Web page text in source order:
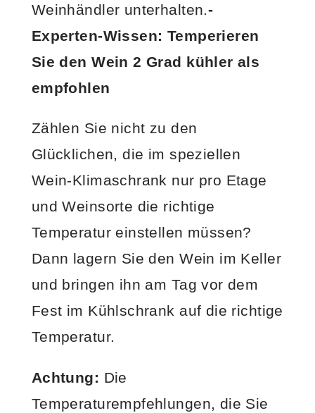
Weinhändler unterhalten.-
Experten-Wissen: Temperieren
Sie den Wein 2 Grad kühler als
empfohlen
Zählen Sie nicht zu den
Glücklichen, die im speziellen
Wein-Klimaschrank nur pro Etage
und Weinsorte die richtige
Temperatur einstellen müssen?
Dann lagern Sie den Wein im Keller
und bringen ihn am Tag vor dem
Fest im Kühlschrank auf die richtige
Temperatur.
Achtung: Die
Temperaturempfehlungen, die Sie